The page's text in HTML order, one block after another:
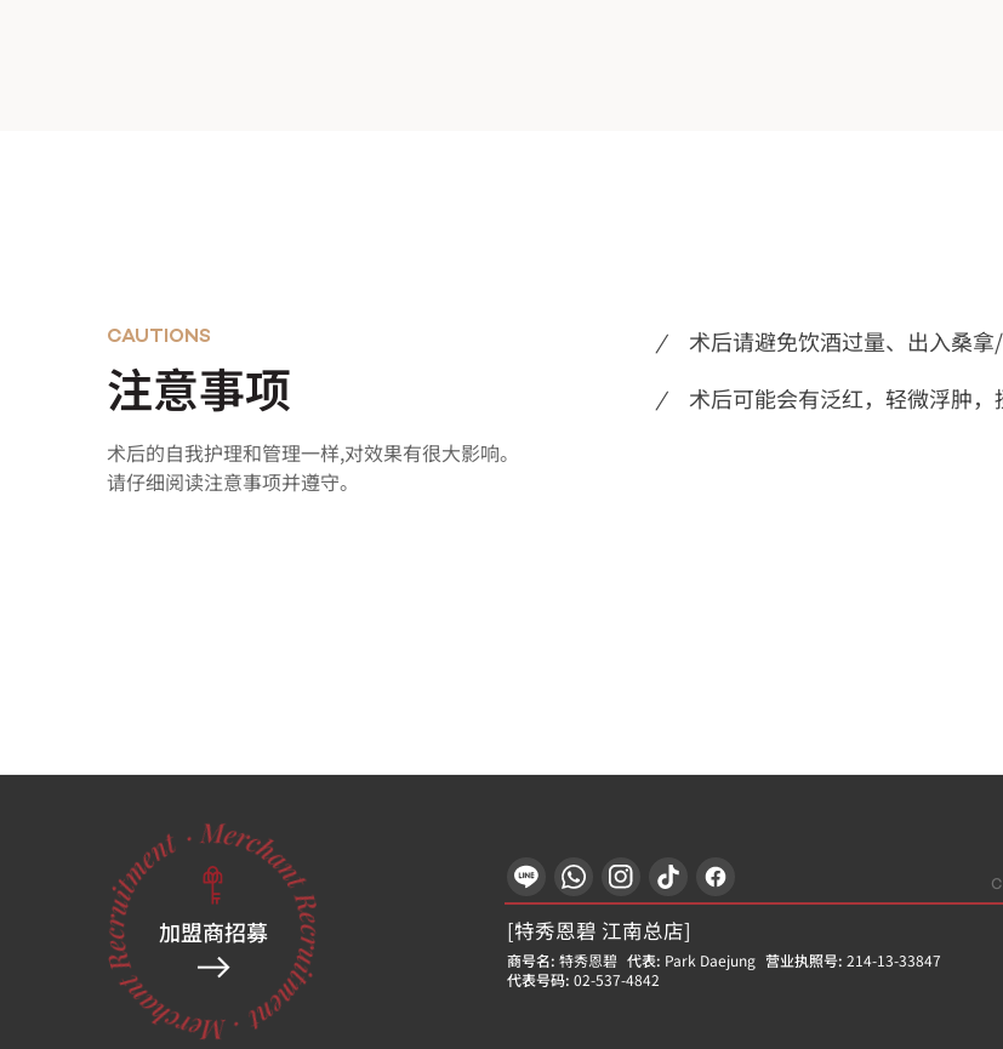
注意事项
CAUTIONS
术后的自我护理和管理一样,对效果有很大影响。
请仔细阅读注意事项并遵守。
术后请避免饮酒过量、出入桑拿
术后可能会有泛红，轻微浮肿，
加盟商招募 [特秀恩碧 江南总店]
商号名: 特秀恩碧 代表: Park Daejung 营业执照号: 214-13-33847
代表号码: 02-537-4842